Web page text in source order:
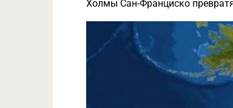
Холмы Сан-Франциско